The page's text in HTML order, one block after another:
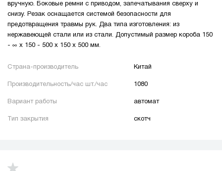
вручную. Боковые ремни с приводом, запечатывания сверху и
снизу. Резак оснащается системой безопасности для
предотвращения травмы рук. Два типа изготовления: из
нержавеющей стали или из стали. Допустимый размер короба 150
- ∞ х 150 - 500 х 150 х 500 мм.
Страна-производитель Китай
Производительность/час шт./час 1080
Вариант работы автомат
Тип закрытия скотч